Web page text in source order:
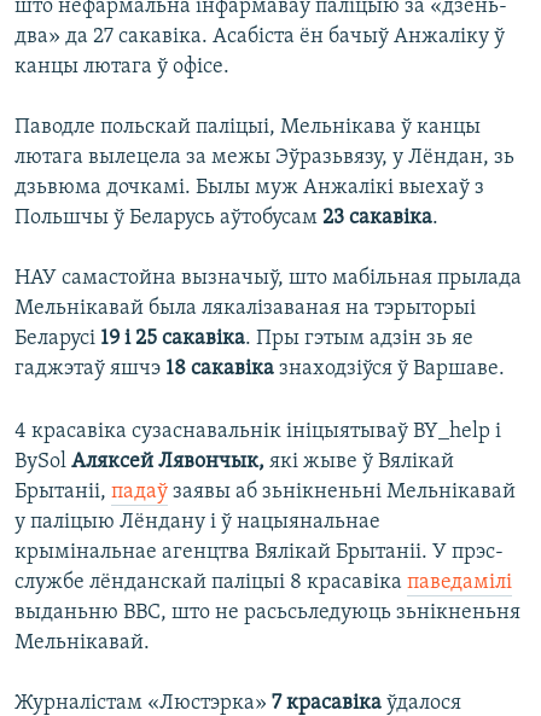
што нефармальна інфармаваў паліцыю за «дзень-
два» да 27 сакавіка. Асабіста ён бачыў Анжаліку ў
канцы лютага ў офісе.
Паводле польскай паліцыі, Мельнікава ў канцы
лютага вылецела за межы Эўразьвязу, у Лёндан, зь
дзьвюма дочкамі. Былы муж Анжалікі выехаў з
Польшчы ў Беларусь аўтобусам 23 сакавіка.
НАУ самастойна вызначыў, што мабільная прылада
Мельнікавай была лякалізаваная на тэрыторыі
Беларусі 19 і 25 сакавіка. Пры гэтым адзін зь яе
гаджэтаў яшчэ 18 сакавіка знаходзіўся ў Варшаве.
4 красавіка сузаснавальнік ініцыятываў BY_help і
BySol Аляксей Лявончык, які жыве ў Вялікай
Брытаніі, падаў заявы аб зьнікненьні Мельнікавай
у паліцыю Лёндану і ў нацыянальнае
крымінальнае агенцтва Вялікай Брытаніі. У прэс-
службе лёнданскай паліцыі 8 красавіка паведамілі
выданьню ВВС, што не расьсьледуюць зьнікненьня
Мельнікавай.
Журналістам «Люстэрка» 7 красавіка ўдалося